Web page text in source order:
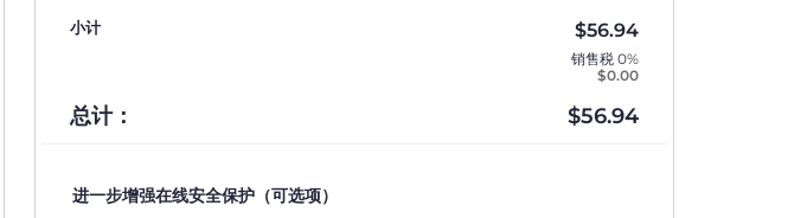
小计 $56.94
销售税 0%
$0.00
总计： $56.94
进一步增强在线安全保护（可选项）